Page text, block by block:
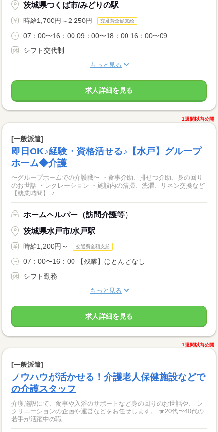
茨城県つくば市/みどりの駅
時給1,700円～2,250円 交通費全額支給
07：00〜16：00 09：00〜18：00 16：00〜09...
シフト交代制
もっと見る
求人詳細を見る
1週間以内公開
[一般派遣]
即日OK♪経験・資格活せる♪【水戸】グループ
ホーム◆介護
〜グループホームでの介護職〜 ・食事介助、排せつ介助、身の回り
のお世話 ・レクレーション ・施設内の清掃、洗濯、リネン交換など
【就業時間】 7...
ホームヘルパー（訪問介護等）
茨城県水戸市/水戸駅
時給1,200円～ 交通費全額支給
07：00〜16：00 【残業】ほとんどなし
シフト勤務
もっと見る
求人詳細を見る
1週間以内公開
[一般派遣]
ノウハウが活かせる！介護老人保健施設などで
の介護スタッフ
介護施設にて、食事や入浴のサポートなど身の回りのお世話や、 レ
クリエーションの企画や運営などをお任せします。 ★20代〜40代の
若手が活躍中の職...